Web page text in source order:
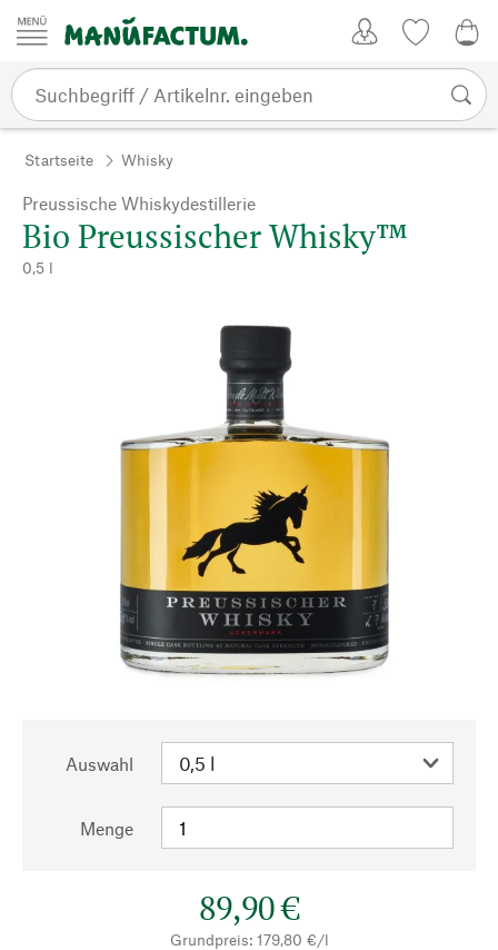
Zum Inhalt springen
Startseite Whisky
Preussische Whiskydestillerie
Bio Preussischer Whisky™
0,5 l
Auswahl
Menge
89,90 €
Grundpreis: 179,80 €/l